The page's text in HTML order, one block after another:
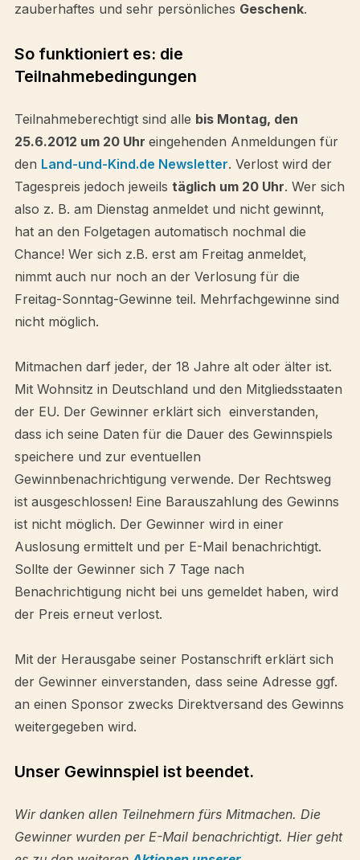
zauberhaftes und sehr persönliches Geschenk.
So funktioniert es: die
Teilnahmebedingungen
Teilnahmeberechtigt sind alle bis Montag, den
25.6.2012 um 20 Uhr eingehenden Anmeldungen für
den Land-und-Kind.de Newsletter. Verlost wird der
Tagespreis jedoch jeweils täglich um 20 Uhr. Wer sich
also z. B. am Dienstag anmeldet und nicht gewinnt,
hat an den Folgetagen automatisch nochmal die
Chance! Wer sich z.B. erst am Freitag anmeldet,
nimmt auch nur noch an der Verlosung für die
Freitag-Sonntag-Gewinne teil. Mehrfachgewinne sind
nicht möglich.
Mitmachen darf jeder, der 18 Jahre alt oder älter ist.
Mit Wohnsitz in Deutschland und den Mitgliedsstaaten
der EU. Der Gewinner erklärt sich einverstanden,
dass ich seine Daten für die Dauer des Gewinnspiels
speichere und zur eventuellen
Gewinnbenachrichtigung verwende. Der Rechtsweg
ist ausgeschlossen! Eine Barauszahlung des Gewinns
ist nicht möglich. Der Gewinner wird in einer
Auslosung ermittelt und per E-Mail benachrichtigt.
Sollte der Gewinner sich 7 Tage nach
Benachrichtigung nicht bei uns gemeldet haben, wird
der Preis erneut verlost.
Mit der Herausgabe seiner Postanschrift erklärt sich
der Gewinner einverstanden, dass seine Adresse ggf.
an einen Sponsor zwecks Direktversand des Gewinns
weitergegeben wird.
Unser Gewinnspiel ist beendet.
Wir danken allen Teilnehmern fürs Mitmachen. Die
Gewinner wurden per E-Mail benachrichtigt. Hier geht